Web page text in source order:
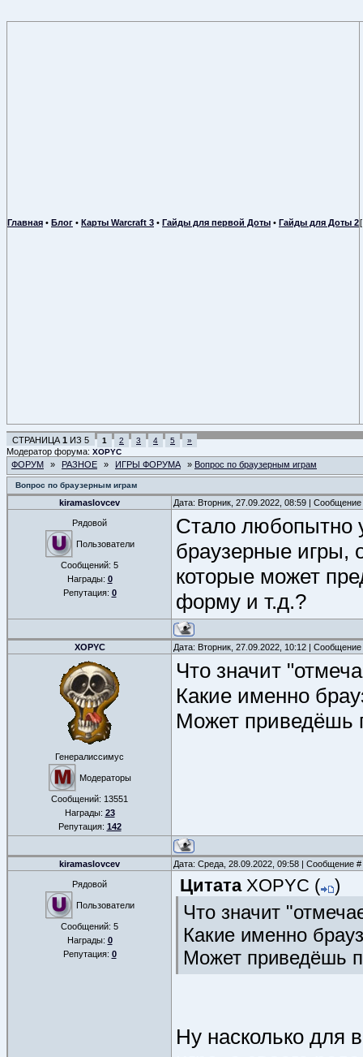
Главная • Блог • Карты Warcraft 3 • Гайды для первой Доты • Гайды для Доты 2
СТРАНИЦА 1 ИЗ 5 1 2 3 4 5 »
Модератор форума: XOPYC
ФОРУМ » РАЗНОЕ » ИГРЫ ФОРУМА » Вопрос по браузерным играм
Вопрос по браузерным играм
kiramaslovcev Дата: Вторник, 27.09.2022, 08:59 |
Рядовой
Пользователи
Сообщений: 5
Награды: 0
Репутация: 0
Стало любопытно
браузерные игры,
которые может
форму и т.д.?
XOPYC Дата: Вторник, 27.09.2022, 10:12 |
Генералиссимус
Модераторы
Сообщений: 13551
Награды: 23
Репутация: 142
Что значит
Какие именно
Может приведёшь
kiramaslovcev Дата: Среда, 28.09.2022, 09:58 | Сообщение #
Рядовой
Пользователи
Сообщений: 5
Награды: 0
Репутация: 0
Цитата XOPYC ( )
Что значит
Какие именно
Может приведёшь
Ну насколько для